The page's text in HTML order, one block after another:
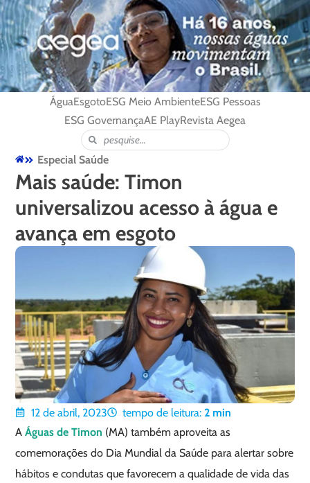
ÁguaEsgotoESG Meio AmbienteESG Pessoas
ESG GovernançaAE PlayRevista Aegea
Especial Saúde
Mais saúde: Timon
universalizou acesso à água e
avança em esgoto
12 de abril, 2023 tempo de leitura: 2 min
A Águas de Timon (MA) também aproveita as
comemorações do Dia Mundial da Saúde para alertar sobre
hábitos e condutas que favorecem a qualidade de vida das